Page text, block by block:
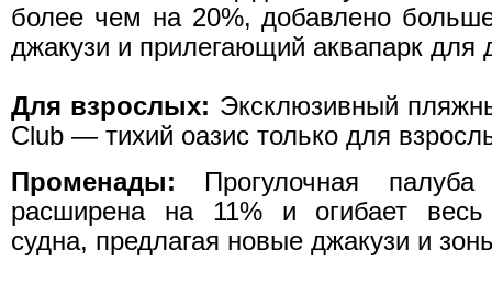
более чем на 20%, добавлено
джакузи и прилегающий аквапарк для
Для взрослых: Эксклюзивный
Club — тихий оазис только для
Променады: Прогулочная
расширена на 11% и огибает
судна, предлагая новые джакузи и